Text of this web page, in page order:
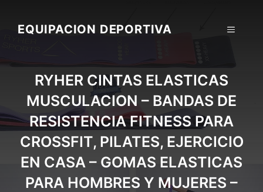
contentEQUIPACION DEPORTIVA MENU
RYHER CINTAS ELASTICAS
MUSCULACION – BANDAS DE
RESISTENCIA FITNESS PARA
CROSSFIT, PILATES, EJERCICIO
EN CASA – GOMAS ELASTICAS
PARA HOMBRES Y MUJERES –